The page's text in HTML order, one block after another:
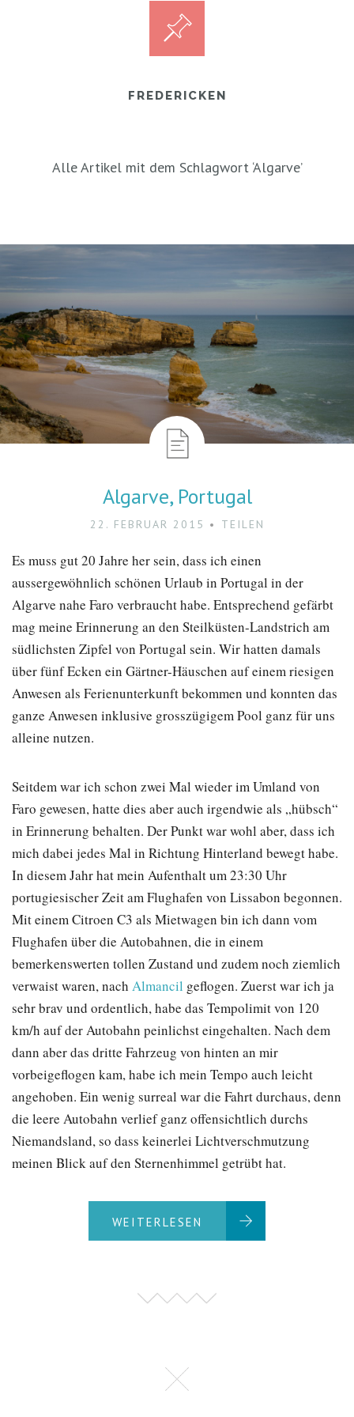
FREDERICKEN
Alle Artikel mit dem Schlagwort ‘ Algarve’
Algarve, Portugal
22. FEBRUAR 2015 TEILEN
Es muss gut 20 Jahre her sein, dass ich einen
aussergewöhnlich schönen Urlaub in Portugal in der
Algarve nahe Faro verbraucht habe. Entsprechend gefärbt
mag meine Erinnerung an den Steilküsten-Landstrich am
südlichsten Zipfel von Portugal sein. Wir hatten damals
über fünf Ecken ein Gärtner-Häuschen auf einem riesigen
Anwesen als Ferienunterkunft bekommen und konnten das
ganze Anwesen inklusive grosszügigem Pool ganz für uns
alleine nutzen.
Seitdem war ich schon zwei Mal wieder im Umland von
Faro gewesen, hatte dies aber auch irgendwie als „hübsch“
in Erinnerung behalten. Der Punkt war wohl aber, dass ich
mich dabei jedes Mal in Richtung Hinterland bewegt habe.
In diesem Jahr hat mein Aufenthalt um 23:30 Uhr
portugiesischer Zeit am Flughafen von Lissabon begonnen.
Mit einem Citroen C3 als Mietwagen bin ich dann vom
Flughafen über die Autobahnen, die in einem
bemerkenswerten tollen Zustand und zudem noch ziemlich
verwaist waren, nach Almancil geflogen. Zuerst war ich ja
sehr brav und ordentlich, habe das Tempolimit von 120
km/h auf der Autobahn peinlichst eingehalten. Nach dem
dann aber das dritte Fahrzeug von hinten an mir
vorbeigeflogen kam, habe ich mein Tempo auch leicht
angehoben. Ein wenig surreal war die Fahrt durchaus, denn
die leere Autobahn verlief ganz offensichtlich durchs
Niemandsland, so dass keinerlei Lichtverschmutzung
meinen Blick auf den Sternenhimmel getrübt hat.
WEITERLESEN